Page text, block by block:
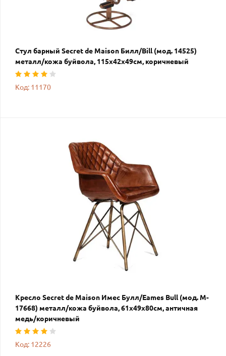
Стул барный Secret de Maison Билл/Bill (мод. 14525)
металл/кожа буйвола, 115х42х49см, коричневый
Код: 11170
Кресло Secret de Maison Имес Булл/Eames Bull (мод. M-
17668) металл/кожа буйвола, 61х49х80см, античная
медь/коричневый
Код: 12226